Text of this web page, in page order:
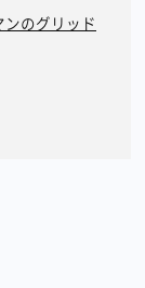
ンのグリッド